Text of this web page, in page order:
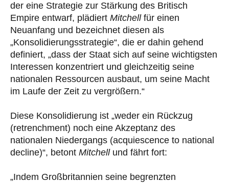
der eine Strategie zur Stärkung des Britisch
Empire entwarf, plädiert Mitchell für einen
Neuanfang und bezeichnet diesen als
„Konsolidierungsstrategie“, die er dahin gehend
definiert, „dass der Staat sich auf seine wichtigsten
Interessen konzentriert und gleichzeitig seine
nationalen Ressourcen ausbaut, um seine Macht
im Laufe der Zeit zu vergrößern.“
Diese Konsolidierung ist „weder ein Rückzug
(retrenchment) noch eine Akzeptanz des
nationalen Niedergangs (acquiescence to national
decline)“, betont Mitchellund fährt fort:
„Indem Großbritannien seine begrenzten